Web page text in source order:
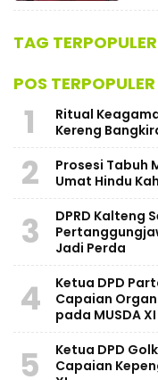
TAG TERPOPULER
POS TERPOPULER
1
Ritual
Kereng
2
Prosesi Tabuh
Umat Hindu
3
​DPRD Kalteng
Jadi Perda
4
Ketua DPD
Capaian
pada MUSDA XI
5
Ketua DPD
Capaian